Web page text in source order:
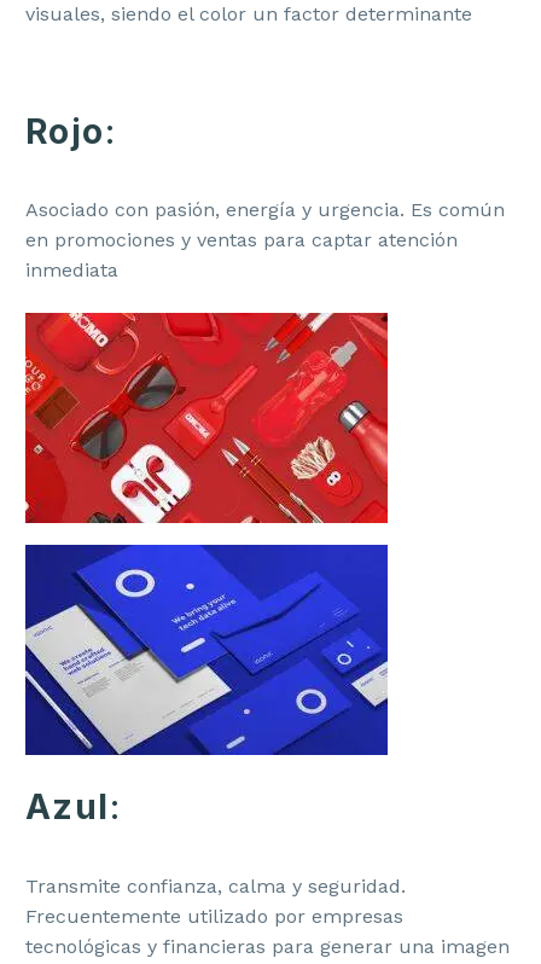
visuales, siendo el color un factor determinante
Rojo:
Asociado con pasión, energía y urgencia. Es común
en promociones y ventas para captar atención
inmediata
Azul:
Transmite confianza, calma y seguridad.
Frecuentemente utilizado por empresas
tecnológicas y financieras para generar una imagen